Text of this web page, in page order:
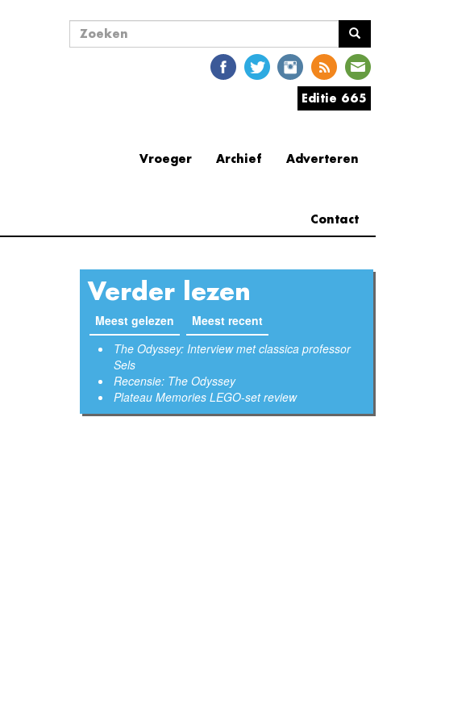
Zoekveld
Editie 665
Adverteren
Archief
Vroeger
Contact
Verder lezen
Meest gelezen Meest recent
The Odyssey: Interview met classica professor
Sels
Recensie: The Odyssey
Plateau Memories LEGO-set review